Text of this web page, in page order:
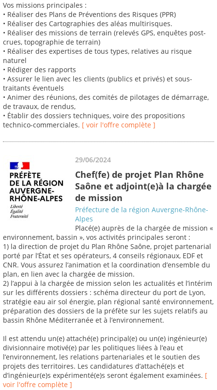
Vos missions principales :
• Réaliser des Plans de Préventions des Risques (PPR)
• Réaliser des Cartographies des aléas multirisques.
• Réaliser des missions de terrain (relevés GPS, enquêtes post-
crues, topographie de terrain)
• Réaliser des expertises de tous types, relatives au risque
naturel
• Rédiger des rapports
• Assurer le lien avec les clients (publics et privés) et sous-
traitants éventuels
• Animer des réunions, des comités de pilotages de démarrage,
de travaux, de rendus,
• Établir des dossiers techniques, voire des propositions
technico-commerciales. [ voir l'offre complète ]
29/06/2024
Chef(fe) de projet Plan Rhône
Saône et adjoint(e)à la chargée
de mission
Préfecture de la région Auvergne-Rhône-
Alpes
Placé(e) auprès de la chargée de mission «
environnement, bassin », vos activités principales seront :
1) la direction de projet du Plan Rhône Saône, projet partenarial
porté par l’État et ses opérateurs, 4 conseils régionaux, EDF et
CNR. Vous assurez l’animation et la coordination d’ensemble du
plan, en lien avec la chargée de mission.
2) l’appui à la chargée de mission selon les actualités et l’intérim
sur les différents dossiers : schéma directeur du port de Lyon,
stratégie eau air sol énergie, plan régional santé environnement,
préparation des dossiers de la préfète sur les sujets relatifs au
bassin Rhône Méditerranée et à l’environnement.
Il est attendu un(e) attaché(e) principal(e) ou un(e) ingénieur(e)
divisionnaire motivé(e) par les politiques liées à l’eau et
l’environnement, les relations partenariales et le soutien des
projets des territoires. Les candidatures d’attaché(e)s et
d’ingénieur(e)s expérimenté(e)s seront également examinées. [
voir l'offre complète ]